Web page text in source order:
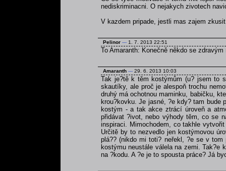
nediskriminacni. O nejakych zivotech
V kazdem pripade, jestli mas zajem
Pelinor --- 1. 7. 2013 22:51
To Amaranth: Konečně někdo se zdravým
Amaranth --- 29. 6. 2013 10:03
Tak je?tě k těm kostýmům (u? jsem to
skautíky, ale proč je alespoň trochu
druhý má ochotnou maminku, babičku,
krou?kovku. Je jasné, ?e kdy? tam
kostým - a tak akce ztrácí úroveň a
přidávat ?ivot, nebo výhody těm, co se
inspiraci. Mimochodem, co takhle
Určitě by to nezvedlo jen kostýmovou
plá?? (nikdo mi toti? neřekl, ?e se v
kostýmu neustále válela na zemi. Tak?e
na ?kodu. A ?e je to spousta práce? Já